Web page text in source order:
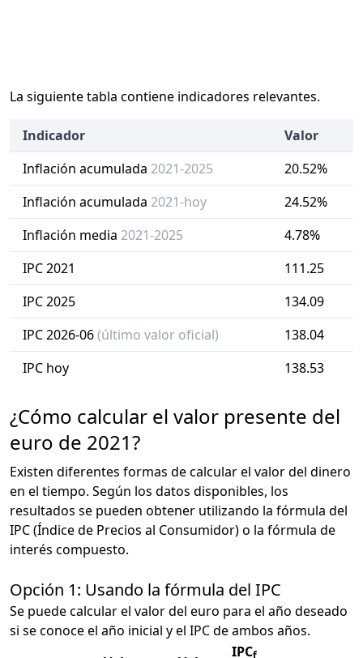
La siguiente tabla contiene indicadores relevantes.
Indicador
Valor
Inflación acumulada 2021-2025
20.52%
Inflación acumulada 2021-hoy
24.52%
Inflación media 2021-2025
4.78%
IPC 2021
111.25
IPC 2025
134.09
IPC 2026-06(último valor oficial)
138.04
IPC hoy
138.53
¿Cómo calcular el valor presente del
euro de 2021?
Existen diferentes formas de calcular el valor del dinero
en el tiempo. Según los datos disponibles, los
resultados se pueden obtener utilizando la fórmula del
IPC (Índice de Precios al Consumidor) o la fórmula de
interés compuesto.
Opción 1: Usando la fórmula del IPC
Se puede calcular el valor del euro para el año deseado
si se conoce el año inicial y el IPC de ambos años.
IPC